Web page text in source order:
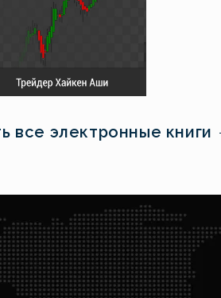
все электронные книги